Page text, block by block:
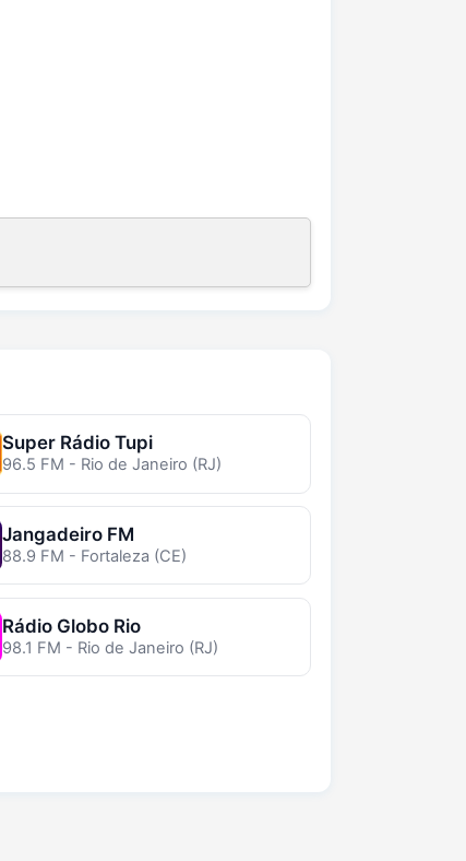
Super Rádio Tupi
96.5 FM - Rio de Janeiro (RJ)
Jangadeiro FM
88.9 FM - Fortaleza (CE)
Rádio Globo Rio
98.1 FM - Rio de Janeiro (RJ)